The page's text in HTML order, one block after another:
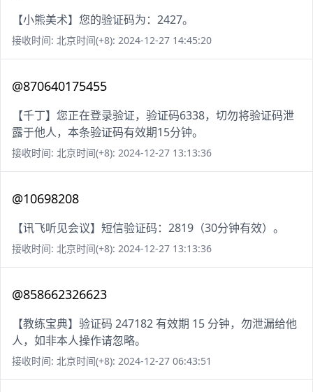
【小熊美术】您的验证码为：2427。
接收时间: 北京时间(+8): 2024-12-27 14:45:20
@870640175455
【千丁】您正在登录验证，验证码6338，切勿将验证码泄
露于他人，本条验证码有效期15分钟。
接收时间: 北京时间(+8): 2024-12-27 13:13:36
@10698208
【讯飞听见会议】短信验证码：2819（30分钟有效）。
接收时间: 北京时间(+8): 2024-12-27 13:13:36
@858662326623
【教练宝典】验证码 247182 有效期 15 分钟，勿泄漏给他
人，如非本人操作请忽略。
接收时间: 北京时间(+8): 2024-12-27 06:43:51